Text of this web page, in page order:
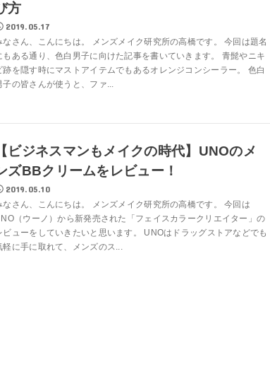
方
2019.05.17
なさん、こんにちは。 メンズメイク研究所の高橋です。 今回は題名
もある通り、色白男子に向けた記事を書いていきます。 青髭やニキ
跡を隠す時にマストアイテムでもあるオレンジコンシーラー。 色白
子の皆さんが使うと、ファ...
ビジネスマンもメイクの時代】UNOのメ
ズBBクリームをレビュー！
2019.05.10
なさん、こんにちは。 メンズメイク研究所の高橋です。 今回は
（ウーノ）から新発売された「フェイスカラークリエイター」の
ビューをしていきたいと思います。 UNOはドラッグストアなどでも
軽に手に取れて、メンズのス...